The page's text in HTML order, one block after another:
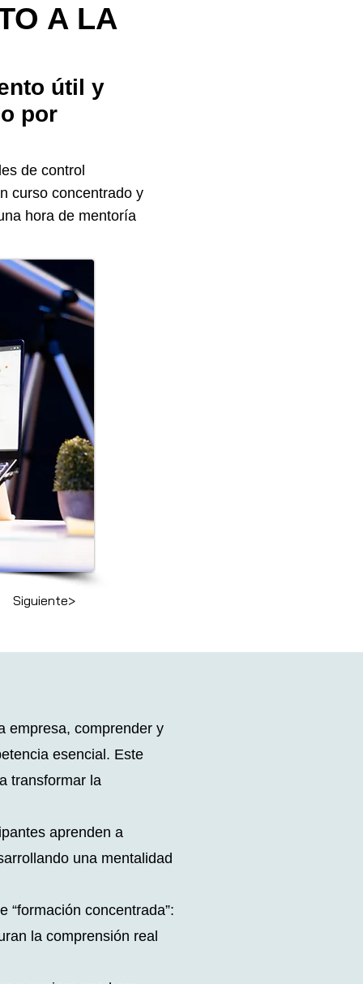
A LA
útil y
por
de control
curso concentrado y
hora de mentoría
Siguiente>
empresa, comprender y
esencial. Este
transformar la
aprenden a
una mentalidad
“formación concentrada”:
la comprensión real